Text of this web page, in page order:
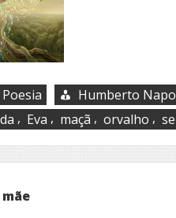
Poesia
Humberto
, Eva , maçã , orvalho ,
mãe